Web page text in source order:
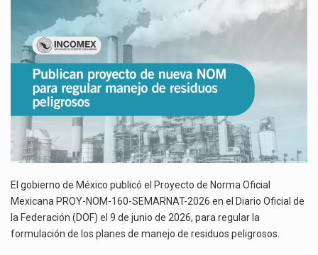
El gobierno de Estados Unidos anunciará un arancel del 15 % sobre los productos fabricados…
REGULAR
RESIDUOS
PELIGROSOS
El gobierno de México publicó el Proyecto de Norma Oficial
Mexicana PROY-NOM-160-SEMARNAT-2026 en el Diario Oficial de
la Federación (DOF) el 9 de junio de 2026, para regular la
formulación de los planes de manejo de residuos peligrosos.